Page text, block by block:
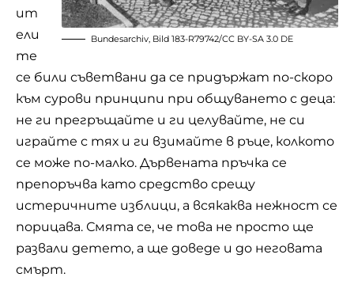
Bundesarchiv, Bild 183-R79742/CC BY-SA 3.0 DE
ит
ели
те
се били съветвани да се придържат по-скоро
към сурови принципи при общуването с деца:
не ги прегръщайте и ги целувайте, не си
играйте с тях и ги взимайте в ръце, колкото
се може по-малко. Дървената пръчка се
препоръчва като средство срещу
истеричните изблици, а всякаква нежност се
порицава. Смята се, че това не просто ще
развали детето, а ще доведе и до неговата
смърт.